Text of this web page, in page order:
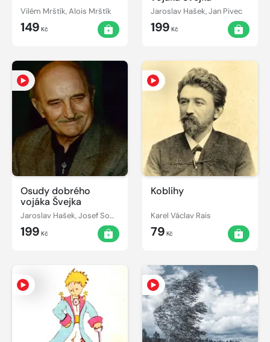
Vilém Mrštík, Alois Mrštík
149 Kč
Jaroslav Hašek, Jan Pivec
199 Kč
Osudy dobrého
vojáka Švejka
Jaroslav Hašek, Josef Somr
199 Kč
Koblihy
Karel Václav Rais
79 Kč